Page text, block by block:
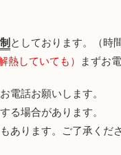
としております。（時
していても）
まずお
電話お願いします。
る場合があります。
あります。ご了承くださ